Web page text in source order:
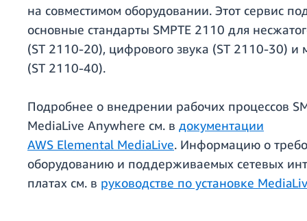
на совместимом оборудовании. Этот сервис
основные стандарты SMPTE 2110 для
(ST 2110-20), цифрового звука (ST 2110-30) и
(ST 2110-40).
Подробнее о внедрении рабочих процессов
MediaLive Anywhere см. в документации
AWS Elemental MediaLive. Информацию о
оборудованию и поддерживаемых сетевых
платах см. в руководстве по установке